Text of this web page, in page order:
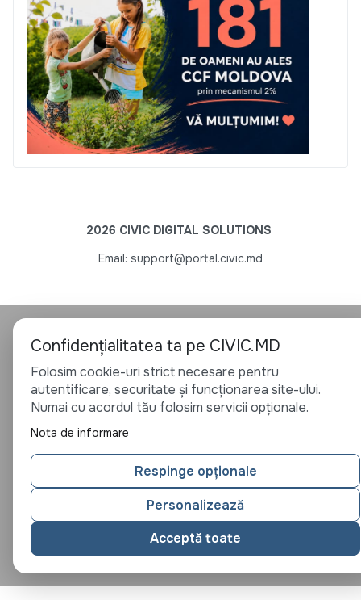
2026 CIVIC DIGITAL SOLUTIONS
Email: support@portal.civic.md
Confidențialitatea ta pe CIVIC.MD
Folosim cookie-uri strict necesare pentru
autentificare, securitate și funcționarea site-ului.
Numai cu acordul tău folosim servicii opționale.
Nota de informare
Respinge opționale
Personalizează
Acceptă toate